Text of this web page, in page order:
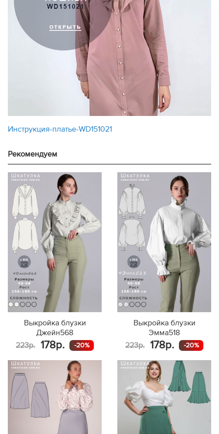
Инструкция-платье-WD151021
Рекомендуем
Выкройка блузки
Джейн568
223р.
178р. -20%
Выкройка блузки
Эмма518
223р.
178р. -20%